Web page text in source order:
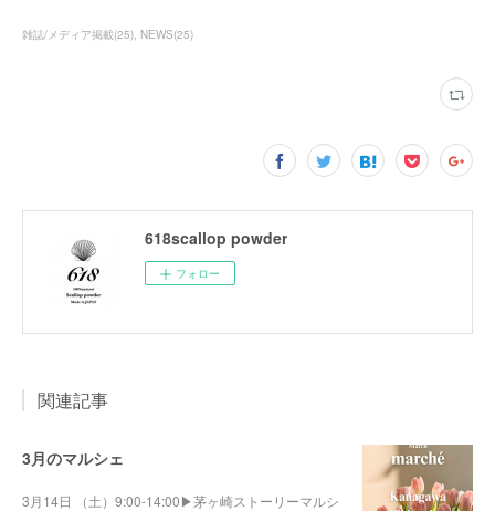
雑誌/メディア掲載(25) NEWS(25)
618scallop powder
フォロー
関連記事
3月のマルシェ
3月14日 （土）9:00-14:00▶︎茅ヶ崎ストーリーマルシ